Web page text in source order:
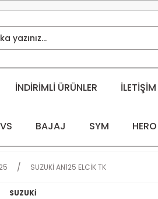
İNDİRİMLİ ÜRÜNLER İLETİŞİM
BAJAJ SYM HERO
SUZUKİ AN125 ELCİK TK
SUZUKİ